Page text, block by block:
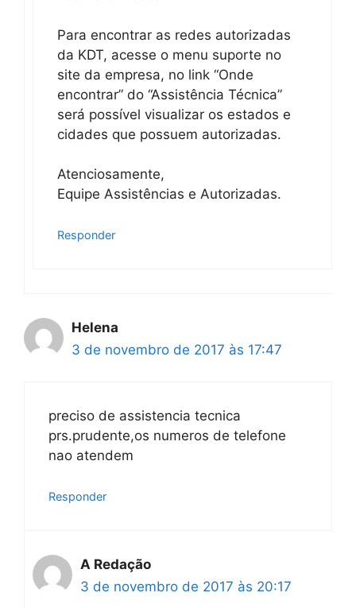
Para encontrar as redes autorizadas
da KDT, acesse o menu suporte no
site da empresa, no link “Onde
encontrar” do “Assistência Técnica”
será possível visualizar os estados e
cidades que possuem autorizadas.
Atenciosamente,
Equipe Assistências e Autorizadas.
Responder
Helena
3 de novembro de 2017 às 17:47
preciso de assistencia tecnica
prs.prudente,os numeros de telefone
nao atendem
Responder
A Redação
3 de novembro de 2017 às 20:17